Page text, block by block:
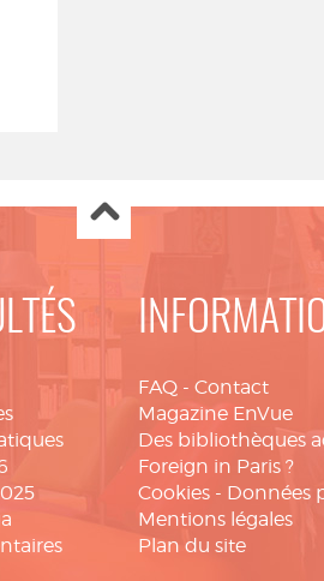
FAQ - Contact
Magazine EnVue
Des bibliothèques
Foreign in Paris ?
Cookies - Données
Mentions légales
Plan du site